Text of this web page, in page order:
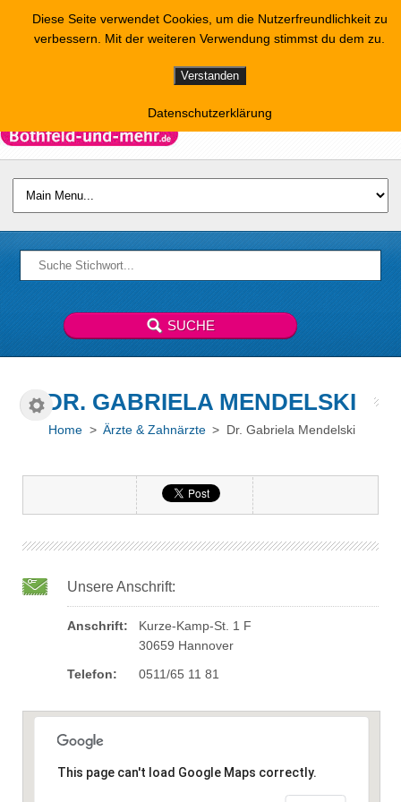
DR. GABRIELA MENDELSKI
Home > Ärzte & Zahnärzte > Dr. Gabriela Mendelski
Unsere Anschrift:
Anschrift:
Kurze-Kamp-St. 1 F
30659 Hannover
Telefon:
0511/65 11 81
This page can't load Google Maps correctly.
Diese Seite verwendet Cookies, um die Nutzerfreundlichkeit zu
verbessern. Mit der weiteren Verwendung stimmst du dem zu.
Verstanden
Datenschutzerklärung